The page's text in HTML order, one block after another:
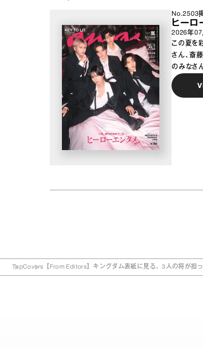
No.2503
ヒーロ
2026年07
この夏を
さん、斎
のみなさ
TopCovers 【From Editors】キングダム表紙に見る、3人の将が担